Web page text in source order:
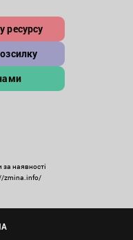
ресурсу
за наявності
zmina.info/